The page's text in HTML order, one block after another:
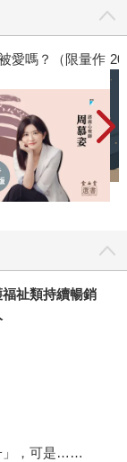
愛嗎？（限量作
祉類持續暢銷
」，可是……